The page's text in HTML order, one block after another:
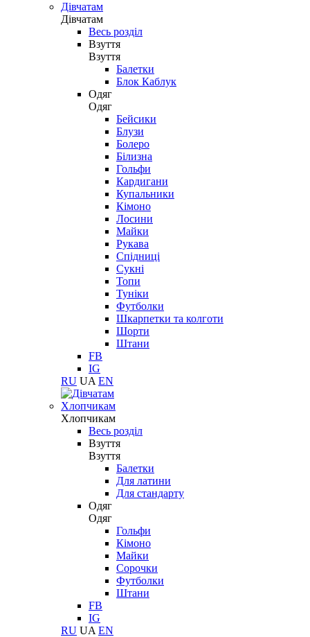
Дівчатам
Дівчатам
Весь розділ
Взуття
Взуття
Балетки
Блок Каблук
Одяг
Одяг
Бейсики
Блузи
Болеро
Білизна
Гольфи
Кардигани
Купальники
Кімоно
Лосини
Майки
Рукава
Спідниці
Сукні
Топи
Туніки
Футболки
Шкарпетки та колготи
Шорти
Штани
FB
IG
RU UA EN
Хлопчикам
Хлопчикам
Весь розділ
Взуття
Взуття
Балетки
Для латини
Для стандарту
Одяг
Одяг
Гольфи
Кімоно
Майки
Сорочки
Футболки
Штани
FB
IG
RU UA EN